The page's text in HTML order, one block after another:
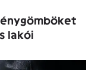
lakói